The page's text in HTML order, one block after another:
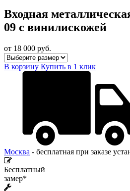
Входная
09 с винилискожей
от 18 000 руб.
В корзину Купить в 1 клик
Москва - бесплатная при заказе
Бесплатный
замер*